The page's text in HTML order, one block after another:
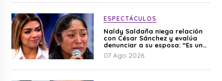
ESPECTÁCULOS
Naldy Saldaña niega relación
con César Sánchez y evalúa
denunciar a su esposa: “Es una
difamación”
07 Ago 2026